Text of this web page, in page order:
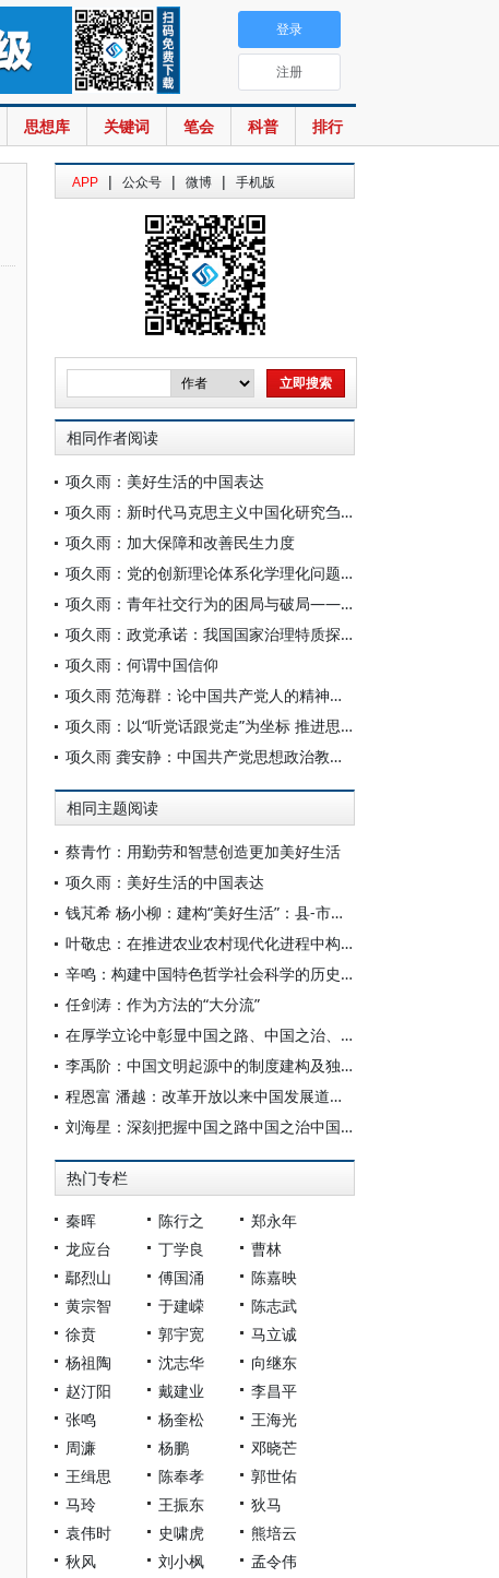
思想库 关键词 笔会 科普 排行
登录
注册
APP | 公众号 | 微博 | 手机版
相同作者阅读
项久雨：美好生活的中国表达
项久雨：新时代马克思主义中国化研究刍议
项久雨：加大保障和改善民生力度
项久雨：党的创新理论体系化学理化问题域
项久雨：青年社交行为的困局与破局——基于Z世代“现象级”社交模式分析
项久雨：政党承诺：我国国家治理特质探赜
项久雨：何谓中国信仰
项久雨 范海群：论中国共产党人的精神动力
项久雨：以“听党话跟党走”为坐标 推进思政课教学改革创新
项久雨 龚安静：中国共产党思想政治教育内容建构：历程、逻辑、进路
相同主题阅读
蔡青竹：用勤劳和智慧创造更加美好生活
项久雨：美好生活的中国表达
钱芃希 杨小柳：建构“美好生活”：县-市家庭的钟摆式流动及其形态维系
叶敬忠：在推进农业农村现代化进程中构建农政转型的中国道路
辛鸣：构建中国特色哲学社会科学的历史主动
任剑涛：作为方法的“大分流”
在厚学立论中彰显中国之路、中国之治、中国之理
李禹阶：中国文明起源中的制度建构及独特历史道路
程恩富 潘越：改革开放以来中国发展道路的经济实践、历史经验与未来进路
刘海星：深刻把握中国之路中国之治中国之理的世界意义
热门专栏
秦晖 陈行之
郑永年
龙应台
丁学良
曹林
鄢烈山
傅国涌
陈嘉映
黄宗智
于建嵘
陈志武
徐贲
郭宇宽
马立诚
杨祖陶
沈志华
向继东
赵汀阳
戴建业
李昌平
张鸣
杨奎松
王海光
周濂
杨鹏
邓晓芒
王缉思
陈奉孝
郭世佑
马玲
王振东
狄马
袁伟时
史啸虎
熊培云
秋风
刘小枫
孟令伟